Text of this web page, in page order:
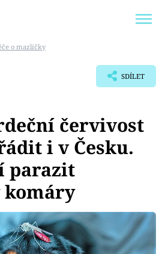
o mazlíčky
SDÍLET
červivost
i v Česku.
parazit
komáry